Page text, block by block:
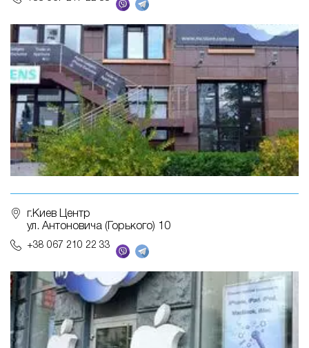
г.Киев Центр
ул. Антоновича (Горького) 10
+38 067 210 22 33